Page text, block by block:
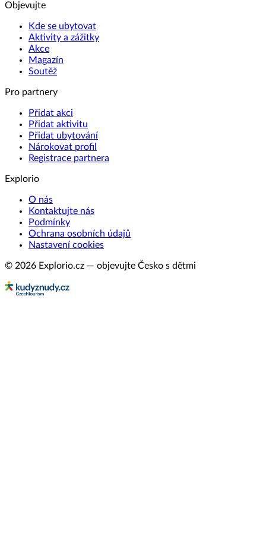
Objevujte
Kde se ubytovat
Aktivity a zážitky
Akce
Magazín
Soutěž
Pro partnery
Přidat akci
Přidat aktivitu
Přidat ubytování
Nárokovat profil
Registrace partnera
Explorio
O nás
Kontaktujte nás
Podmínky
Ochrana osobních údajů
Nastavení cookies
© 2026 Explorio.cz — objevujte Česko s dětmi